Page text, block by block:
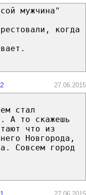
мужчина"
когда
27.06.2015
стал
А то скажешь
что из
Новгорода,
Совсем город